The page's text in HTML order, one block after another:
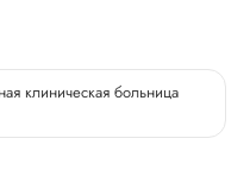
клиническая больница